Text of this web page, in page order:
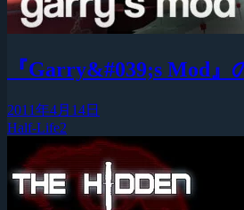
『Garry&#039;s Mod
2011年4月14日
Half-Life2